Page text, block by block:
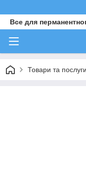
Все для
Товари та послуги